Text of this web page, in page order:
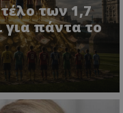
των 1,7
για πάντα το